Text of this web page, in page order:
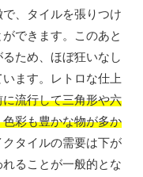
、タイルを張りつけ
できます。このあと
ため、ほぼ狂いなし
ます。レトロな仕上
流行して三角形や六
彩も豊かな物が多か
タイルの需要は下が
ることが一般的とな